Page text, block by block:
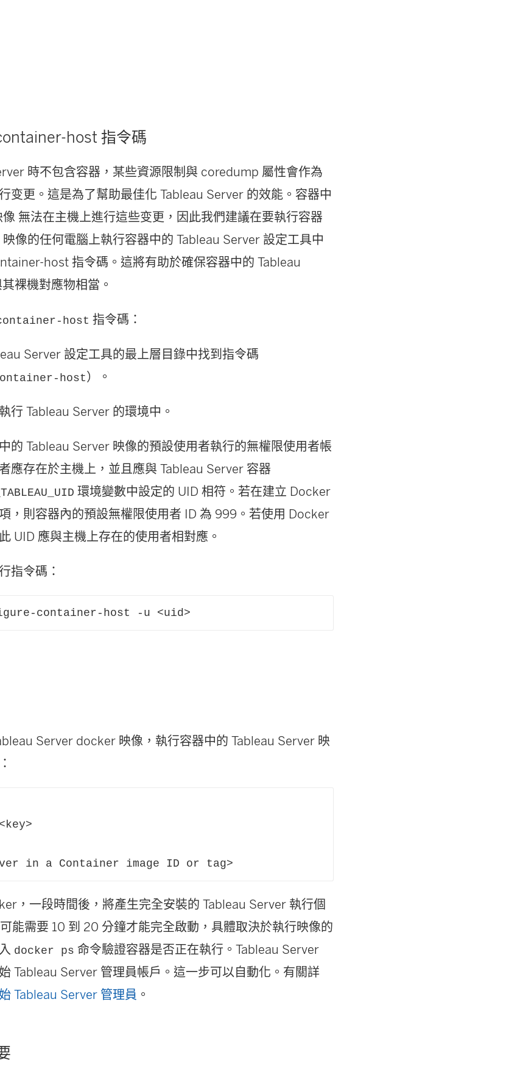
host 指令碼
時不包含容器，某些資源限制與 coredump 屬性會作為
变更。這是為了幫助最佳化 Tableau Server 的效能。容器中
無法在主機上進行這些变更，因此我們建議在要執行容器
像的任何電腦上執行容器中的 Tableau Server 設定工具中
host 指令碼。這將有助於確保容器中的 Tableau
裸機對應物相當。
host 指令碼：
Server 設定工具的最上層目錄中找到指令碼
host）。
行 Tableau Server 的環境中。
的 Tableau Server 映像的預設使用者執行的無權限使用者帳
應存在於主機上，並且應與 Tableau Server 容器
環境變數中設定的 UID 相符。若在建立 Docker
，則容器內的預設無權限使用者 ID 為 999。若使用 Docker
UID 應與主機上存在的使用者相對應。
指令碼：
container-host -u <uid>
Server docker 映像，執行容器中的 Tableau Server 映
in a Container image ID or tag>
，一段時間後，將產生完全安裝的 Tableau Server 執行個
能需要 10 到 20 分鐘才能完全啟動，具體取決於執行映像的
docker ps 命令驗證容器是否正在執行。Tableau Server
Tableau Server 管理員帳戶。這一步可以自動化。有關詳
Tableau Server 管理員 。